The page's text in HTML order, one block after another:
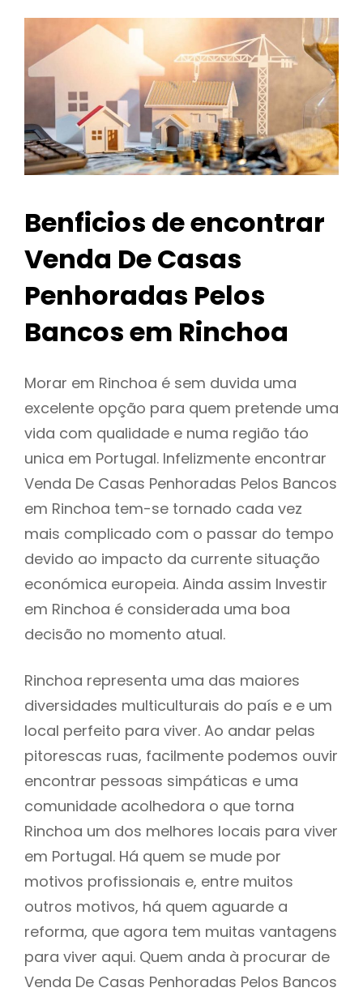
Benficios de encontrar
Venda De Casas
Penhoradas Pelos
Bancos em Rinchoa
Morar em Rinchoa é sem duvida uma
excelente opção para quem pretende uma
vida com qualidade e numa região táo
unica em Portugal. Infelizmente encontrar
Venda De Casas Penhoradas Pelos Bancos
em Rinchoa tem-se tornado cada vez
mais complicado com o passar do tempo
devido ao impacto da currente situação
económica europeia. Ainda assim Investir
em Rinchoa é considerada uma boa
decisão no momento atual.
Rinchoa representa uma das maiores
diversidades multiculturais do país e e um
local perfeito para viver. Ao andar pelas
pitorescas ruas, facilmente podemos ouvir
encontrar pessoas simpáticas e uma
comunidade acolhedora o que torna
Rinchoa um dos melhores locais para viver
em Portugal. Há quem se mude por
motivos profissionais e, entre muitos
outros motivos, há quem aguarde a
reforma, que agora tem muitas vantagens
para viver aqui. Quem anda à procurar de
Venda De Casas Penhoradas Pelos Bancos